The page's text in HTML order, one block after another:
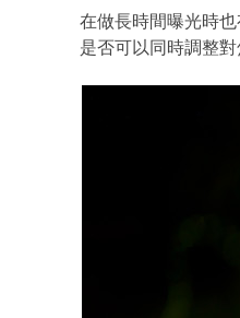
在做長時間曝光時
是否可以同時調整